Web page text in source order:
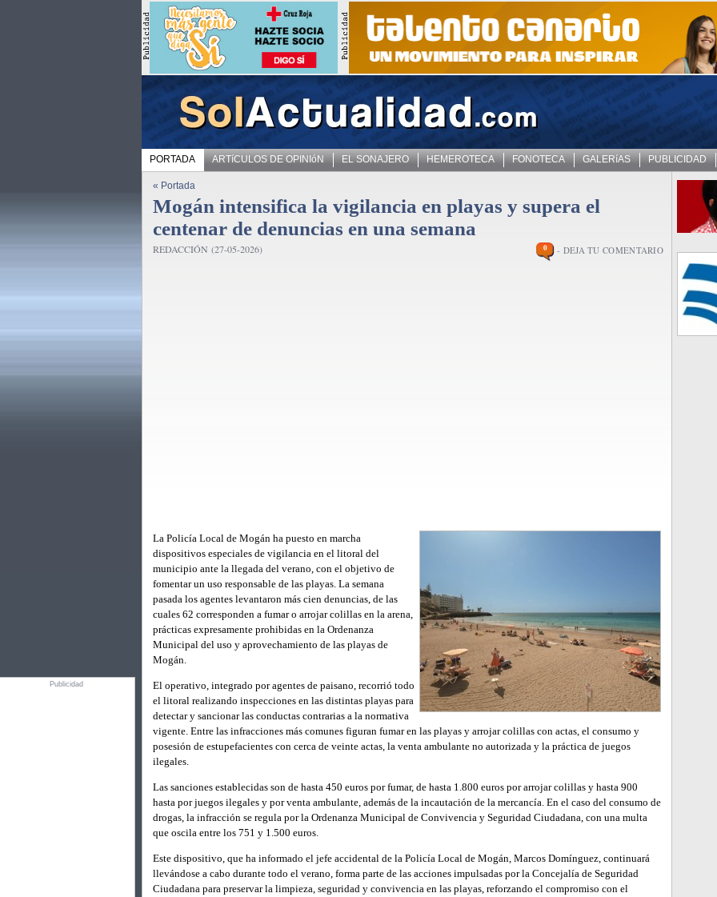
Publicidad
PORTADA
ARTíCULOS DE OPINIóN EL SONAJERO HEMEROTECA FONOTECA GALERíAS PUBLICIDAD
« Portada
Mogán intensifica la vigilancia en playas y supera el
centenar de denuncias en una semana
REDACCIÓN (27-05-2026) 0 - DEJA TU COMENTARIO
La Policía Local de Mogán ha puesto en marcha
dispositivos especiales de vigilancia en el litoral del
municipio ante la llegada del verano, con el objetivo de
fomentar un uso responsable de las playas. La semana
pasada los agentes levantaron más cien denuncias, de las
cuales 62 corresponden a fumar o arrojar colillas en la arena,
prácticas expresamente prohibidas en la Ordenanza
Municipal del uso y aprovechamiento de las playas de
Mogán.
El operativo, integrado por agentes de paisano, recorrió todo
el litoral realizando inspecciones en las distintas playas para
detectar y sancionar las conductas contrarias a la normativa
vigente. Entre las infracciones más comunes figuran fumar en las playas y arrojar colillas con actas, el consumo y
posesión de estupefacientes con cerca de veinte actas, la venta ambulante no autorizada y la práctica de juegos
ilegales.
Las sanciones establecidas son de hasta 450 euros por fumar, de hasta 1.800 euros por arrojar colillas y hasta 900
hasta por juegos ilegales y por venta ambulante, además de la incautación de la mercancía. En el caso del consumo de
drogas, la infracción se regula por la Ordenanza Municipal de Convivencia y Seguridad Ciudadana, con una multa
que oscila entre los 751 y 1.500 euros.
Este dispositivo, que ha informado el jefe accidental de la Policía Local de Mogán, Marcos Domínguez, continuará
llevándose a cabo durante todo el verano, forma parte de las acciones impulsadas por la Concejalía de Seguridad
Ciudadana para preservar la limpieza, seguridad y convivencia en las playas, reforzando el compromiso con el